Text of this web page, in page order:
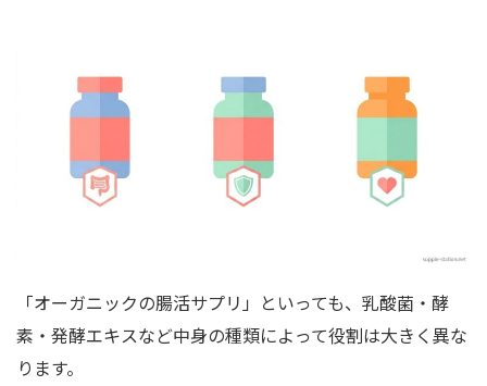
「オーガニックの腸活サプリ」といっても、乳酸菌・酵
素・発酵エキスなど中身の種類によって役割は大きく異な
ります。